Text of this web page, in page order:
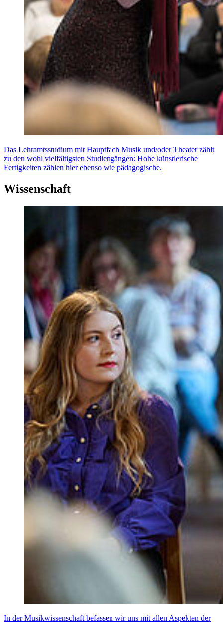
Das Lehramtsstudium mit Hauptfach Musik und/oder Theater zählt
zu den wohl vielfältigsten Studiengängen: Hohe künstlerische
Fertigkeiten zählen hier ebenso wie pädagogische.
Wissenschaft
In der Musikwissenschaft befassen wir uns mit allen Aspekten der